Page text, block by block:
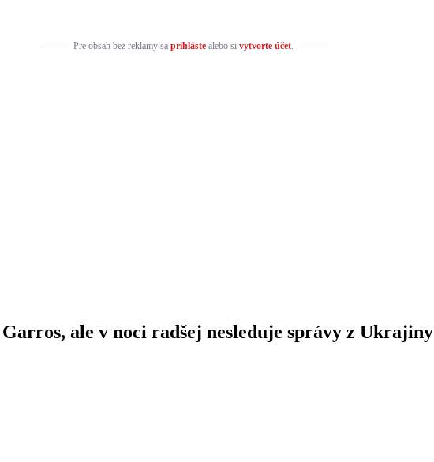
Pre obsah bez reklamy sa prihlástealebo si vytvorte účet.
ale v noci radšej nesleduje správy z Ukrajiny